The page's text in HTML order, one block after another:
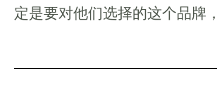
定是要对他们选择的这个品牌